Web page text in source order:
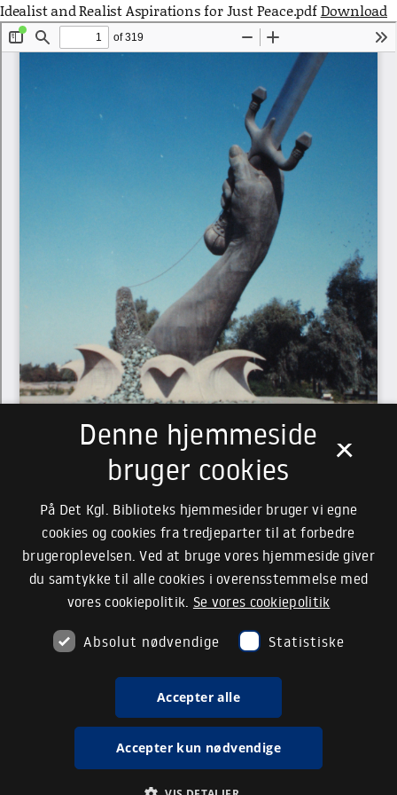
Idealist and Realist Aspirations for Just Peace.pdfDownload
×
Denne hjemmeside
bruger cookies
På Det Kgl. Biblioteks hjemmesider bruger vi egne
cookies og cookies fra tredjeparter til at forbedre
brugeroplevelsen. Ved at bruge vores hjemmeside giver
du samtykke til alle cookies i overensstemmelse med
vores cookiepolitik. Se vores cookiepolitik
Absolut nødvendige Statistiske
Accepter alle
Accepter kun nødvendige